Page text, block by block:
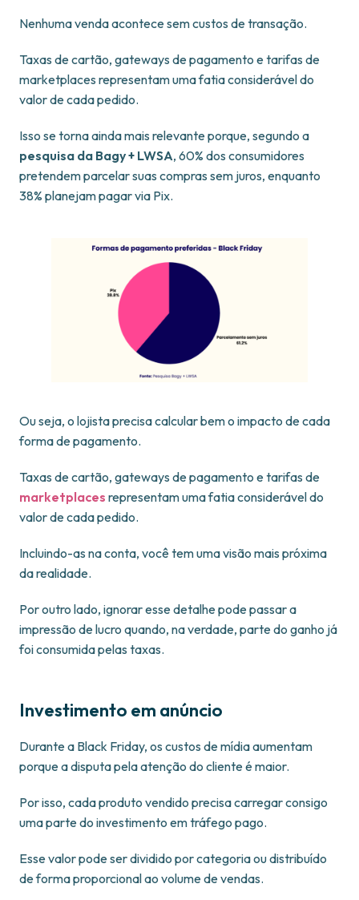
Nenhuma venda acontece sem custos de transação.
Taxas de cartão, gateways de pagamento e tarifas de
marketplaces representam uma fatia considerável do
valor de cada pedido.
Isso se torna ainda mais relevante porque, segundo a
pesquisa da Bagy + LWSA, 60% dos consumidores
pretendem parcelar suas compras sem juros, enquanto
38% planejam pagar via Pix.
Ou seja, o lojista precisa calcular bem o impacto de cada
forma de pagamento.
Taxas de cartão, gateways de pagamento e tarifas de
marketplaces representam uma fatia considerável do
valor de cada pedido.
Incluindo-as na conta, você tem uma visão mais próxima
da realidade.
Por outro lado, ignorar esse detalhe pode passar a
impressão de lucro quando, na verdade, parte do ganho já
foi consumida pelas taxas.
Investimento em anúncio
Durante a Black Friday, os custos de mídia aumentam
porque a disputa pela atenção do cliente é maior.
Por isso, cada produto vendido precisa carregar consigo
uma parte do investimento em tráfego pago.
Esse valor pode ser dividido por categoria ou distribuído
de forma proporcional ao volume de vendas.